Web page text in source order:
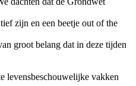
zijn en een beetje out of the
groot belang dat in deze tijden
levensbeschouwelijke vakken